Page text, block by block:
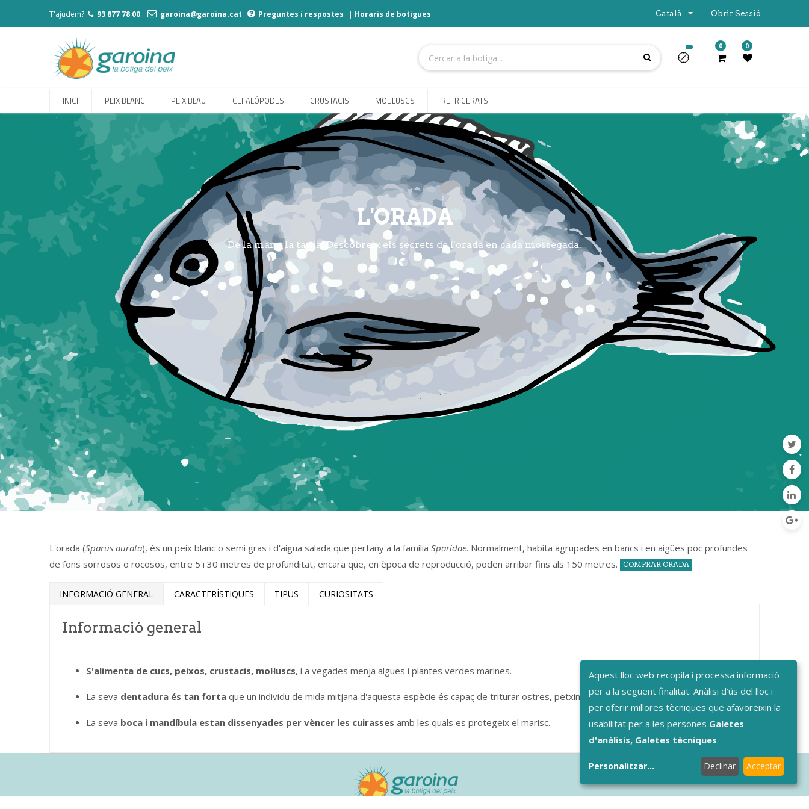
T'ajudem? 93 877 78 00 garoina@garoina.cat Preguntes i respostes | Horaris de botigues Català Obrir Sessió
0 0
INICI PEIX BLANC PEIX BLAU CEFALÒPODES CRUSTACIS MOL·LUSCS REFRIGERATS
L'ORADA
De la mar a la taula: Descobreix els secrets de l'orada en cada mossegada.
L'orada (Sparus aurata), és un peix blanc o semi gras i d'aigua salada que pertany a la famíliaSparidae. Normalment, habita agrupades en bancs i en aigües poc profundes
de fons sorrosos o rocosos, entre 5 i 30 metres de profunditat, encara que, en època de reproducció, poden arribar fins als 150 metres.
COMPRAR ORADA
INFORMACIÓ GENERAL CARACTERÍSTIQUES TIPUS CURIOSITATS
Informació general
S'alimenta de cucs, peixos, crustacis, mol·luscs, i a vegades menja algues i plantes verdes marines.
La seva dentadura és tan forta que un individu de mida mitjana d'aquesta espècie és capaç de triturar ostres, petxines o escopinyes amb molta facilitat.
La seva boca i mandíbula estan dissenyades per vèncer les cuirasses amb les quals es protegeix el marisc.
Aquest lloc web recopila i processa informació
per a la següent finalitat: Anàlisi d’ús del lloc i
per oferir millores tècniques que afavoreixin la
usabilitat per a les persones Galetes
d'anàlisis, Galetes tècniques.
Personalitzar... Declinar Acceptar